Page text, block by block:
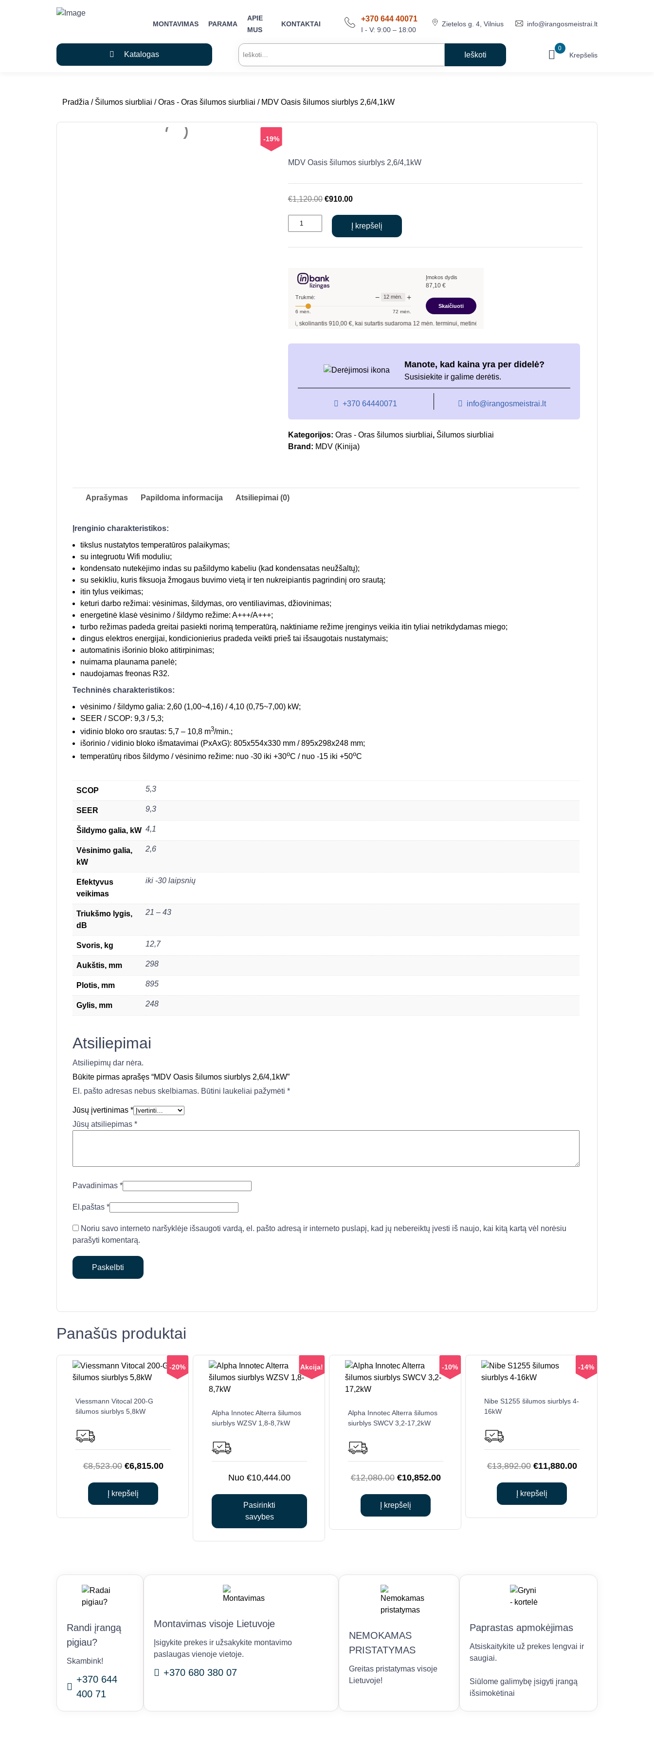
MONTAVIMAS PARAMA
APIE
MUS
KONTAKTAI
+370 644 40071
I - V: 9:00 – 18:00
Zietelos g. 4, Vilnius info@irangosmeistrai.lt
Katalogas
Ieškoti: 0
Krepšelis
Pradžia / Šilumos siurbliai /Oras - Oras šilumos siurbliai / MDV Oasis šilumos siurblys 2,6/4,1kW
-19%
MDV Oasis šilumos siurblys 2,6/4,1kW
€1,120.00 Original
was:
€1,120.00.
€910.00Current
is:
produkto
kiekis:
siurblys
2,6/4,1kW
Į krepšelį
Trukmė: − 12 mėn. +
6 mėn. 72 mėn.
Įmokos dydis
87,10€
Skaičiuoti
910,00 €, kai sutartis sudaroma12mėn. terminui, metinė palūkanų norma –
Manote, kad kaina yra per didelė?
Susisiekite ir galime derėtis.
+370 64440071 info@irangosmeistrai.lt
Kategorijos: Oras - Oras šilumos siurbliai, Šilumos siurbliai
Brand: MDV (Kinija)
Aprašymas Papildoma informacija Atsiliepimai (0)
Įrenginio charakteristikos:
tikslus nustatytos temperatūros palaikymas;
su integruotu Wifi moduliu;
kondensato nutekėjimo indas su pašildymo kabeliu (kad kondensatas neužšaltų);
su sekikliu, kuris fiksuoja žmogaus buvimo vietą ir ten nukreipiantis pagrindinį oro srautą;
itin tylus veikimas;
keturi darbo režimai: vėsinimas, šildymas, oro ventiliavimas, džiovinimas;
energetinė klasė vėsinimo / šildymo režime: A+++/A+++;
turbo režimas padeda greitai pasiekti norimą temperatūrą, naktiniame režime įrenginys veikia itin tyliai netrikdydamas miego;
dingus elektros energijai, kondicionierius pradeda veikti prieš tai išsaugotais nustatymais;
automatinis išorinio bloko atitirpinimas;
nuimama plaunama panelė;
naudojamas freonas R32.
Techninės charakteristikos:
vėsinimo / šildymo galia: 2,60 (1,00~4,16) /4,10 (0,75~7,00) kW;
SEER / SCOP: 9,3 / 5,3;
vidinio bloko oro srautas: 5,7 – 10,8 m3/min.;
išorinio / vidinio bloko išmatavimai (PxAxG): 805x554x330 mm /895x298x248 mm;
temperatūrų ribos šildymo / vėsinimo režime: nuo -30 iki +30oC / nuo -15 iki +50oC
SCOP 5,3
SEER 9,3
Šildymo galia, kW 4,1
Vėsinimo galia,
kW
2,6
Efektyvus
veikimas
iki -30 laipsnių
Triukšmo lygis,
dB
21 – 43
Svoris, kg 12,7
Aukštis, mm 298
Plotis, mm 895
Gylis, mm 248
Atsiliepimai
Atsiliepimų dar nėra.
Būkite pirmas aprašęs “MDV Oasis šilumos siurblys 2,6/4,1kW”
El. pašto adresas nebus skelbiamas. Būtini laukeliai pažymėti *
Jūsų įvertinimas *
Jūsų atsiliepimas *
Pavadinimas *
El.paštas *
Noriu savo interneto naršyklėje išsaugoti vardą, el. pašto adresą ir interneto puslapį, kad jų nebereiktų įvesti iš naujo, kai kitą kartą vėl norėsiu
parašyti komentarą.
Panašūs produktai
-20%
Viessmann Vitocal 200-G
šilumos siurblys 5,8kW
€8,523.00 Original
was:
€8,523.00.
€6,815.00Current
Į krepšelį
Akcija!
Alpha Innotec Alterra šilumos
siurblys WZSV 1,8-8,7kW
€10,444.00
Pasirinkti
savybes
product
has
The
options
be
chosen
on
product
-10%
Alpha Innotec Alterra šilumos
siurblys SWCV 3,2-17,2kW
€12,080.00 Original
was:
€12,080.00.
€10,852.00Current
€10,852.00.
Į krepšelį
-14%
Nibe S1255 šilumos siurblys 4-
16kW
€13,892.00 Original
was:
€13,892.00.
€11,880.00Current
Į krepšelį
Randi įrangą
pigiau?
Skambink!
+370 644
400 71
Montavimas visoje Lietuvoje
Įsigykite prekes ir užsakykite montavimo
paslaugas vienoje vietoje.
+370 680 380 07
NEMOKAMAS
PRISTATYMAS
Greitas pristatymas visoje
Lietuvoje!
Paprastas apmokėjimas
Atsiskaitykite už prekes lengvai ir
saugiai.
Siūlome galimybę įsigyti įrangą
išsimokėtinai